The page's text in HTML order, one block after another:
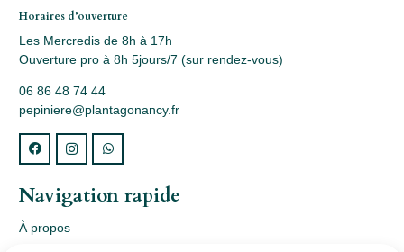
Horaires d’ouverture
Les Mercredis de 8h à 17h
Ouverture pro à 8h 5jours/7 (sur rendez-vous)
06 86 48 74 44
pepiniere@plantagonancy.fr
Navigation rapide
À propos